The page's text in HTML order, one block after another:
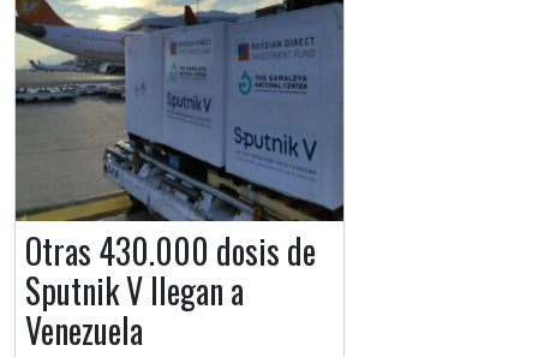
Otras 430.000 dosis de
Sputnik V llegan a
Venezuela